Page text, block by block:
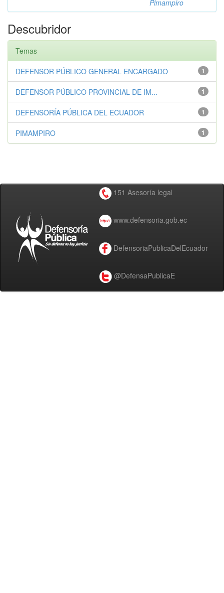
Pimampiro
Descubridor
Temas
1
DEFENSOR PÚBLICO GENERAL ENCARGADO
1
DEFENSOR PÚBLICO PROVINCIAL DE IM...
1
DEFENSORÍA PÚBLICA DEL ECUADOR
1
PIMAMPIRO
151 Asesoría legal
www.defensoria.gob.ec
DefensoriaPublicaDelEcuador
@DefensaPublicaE